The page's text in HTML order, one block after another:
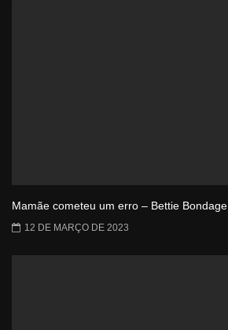
Mamãe cometeu um erro – Bettie Bondage
12 DE MARÇO DE 2023